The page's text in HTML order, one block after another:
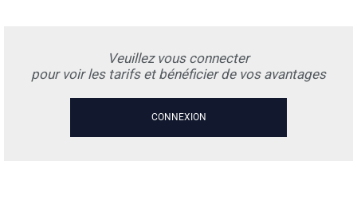
Veuillez vous connecter
pour voir les tarifs et bénéficier de vos avantages
CONNEXION